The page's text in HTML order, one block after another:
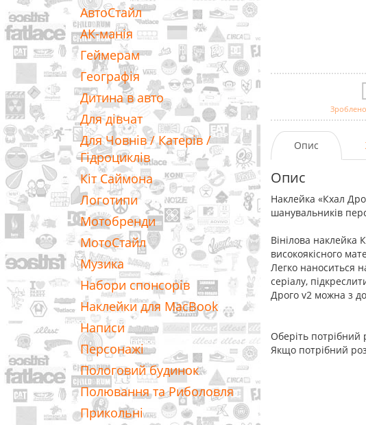
АвтоСтайл
АК-манія
Геймерам
Географія
Дитина в авто
Для дівчат
Для Човнів / Катерів /
Гідроциклів
Кіт Саймона
Логотипи
Мотобренди
МотоСтайл
Музика
Набори спонсорів
Наклейки для MacBook
Написи
Персонажі
Пологовий будинок
Полювання та Риболовля
Прикольні
Зроблено
Опис
Опис
Наклейка «Кхал
шанувальників
Вінілова наклейка
високоякісного
Легко наноситься
серіалу,
Дрого v2 можна з
Оберіть потрібний
Якщо потрібний